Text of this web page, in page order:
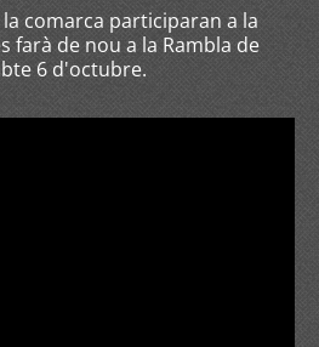
comarca participaran a la
farà de nou a la Rambla de
6 d'octubre.